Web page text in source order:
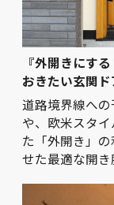
『外開きにす
おきたい玄関
道路境界線へ
や、欧米スタ
た「外開き」
せた最適な開き